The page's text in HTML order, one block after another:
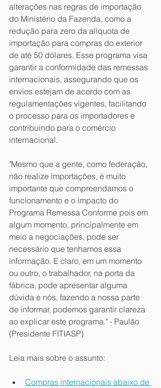
alterações nas regras de importação
do Ministério da Fazenda, como a
redução para zero da alíquota de
importação para compras do exterior
de até 50 dólares. Esse programa visa
garantir a conformidade das remessas
internacionais, assegurando que os
envios estejam de acordo com as
regulamentações vigentes, facilitando
o processo para os importadores e
contribuindo para o comércio
internacional.
"Mesmo que a gente, como federação,
não realize importações, é muito
importante que compreendamos o
funcionamento e o impacto do
Programa Remessa Conforme pois em
algum momento, principalmente em
meio a negociações, pode ser
necessário que tenhamos essa
informação. E claro, em um momento
ou outro, o trabalhador, na porta da
fábrica, pode apresentar alguma
dúvida e nós, fazendo a nossa parte
de informar, podemos garantir clareza
ao explicar este programa." - Paulão
(Presidente FITIASP)
Leia mais sobre o assunto:
Compras internacionais abaixo de